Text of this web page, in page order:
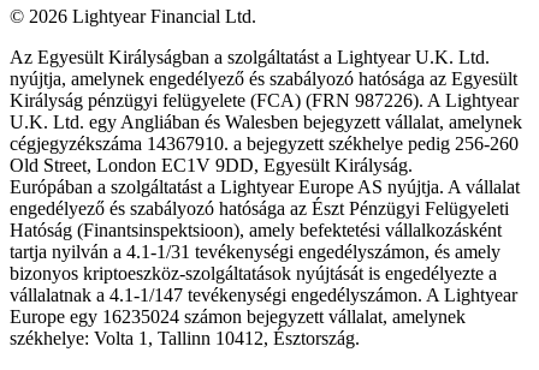
© 2026 Lightyear Financial Ltd.
Az Egyesült Királyságban a szolgáltatást a Lightyear U.K. Ltd.
nyújtja, amelynek engedélyező és szabályozó hatósága az Egyesült
Királyság pénzügyi felügyelete (FCA) (FRN 987226). A Lightyear
U.K. Ltd. egy Angliában és Walesben bejegyzett vállalat, amelynek
cégjegyzékszáma 14367910. a bejegyzett székhelye pedig 256-260
Old Street, London EC1V 9DD, Egyesült Királyság.
Európában a szolgáltatást a Lightyear Europe AS nyújtja. A vállalat
engedélyező és szabályozó hatósága az Észt Pénzügyi Felügyeleti
Hatóság (Finantsinspektsioon), amely befektetési vállalkozásként
tartja nyilván a 4.1-1/31 tevékenységi engedélyszámon, és amely
bizonyos kriptoeszköz-szolgáltatások nyújtását is engedélyezte a
vállalatnak a 4.1-1/147 tevékenységi engedélyszámon. A Lightyear
Europe egy 16235024 számon bejegyzett vállalat, amelynek
székhelye: Volta 1, Tallinn 10412, Észtország.